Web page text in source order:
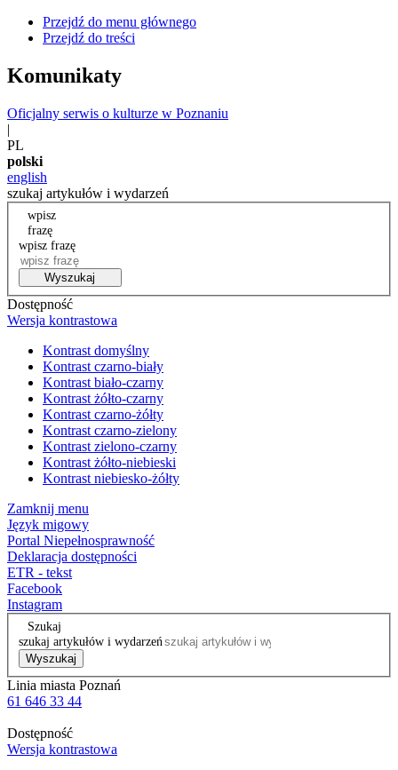
Przejdź do menu głównego
Przejdź do treści
Komunikaty
Oficjalny serwis o kulturze w Poznaniu
|
PL
polski
english
szukaj artykułów i wydarzeń
wpisz
frazę
wpisz frazę
Wyszukaj
Dostępność
Wersja kontrastowa
Kontrast domyślny
Kontrast czarno-biały
Kontrast biało-czarny
Kontrast żółto-czarny
Kontrast czarno-żółty
Kontrast czarno-zielony
Kontrast zielono-czarny
Kontrast żółto-niebieski
Kontrast niebiesko-żółty
Zamknij menu
Język migowy
Portal Niepełnosprawność
Deklaracja dostępności
ETR - tekst
Facebook
Instagram
Szukaj
szukaj artykułów i wydarzeń
Wyszukaj
Linia miasta Poznań
61 646 33 44
Dostępność
Wersja kontrastowa